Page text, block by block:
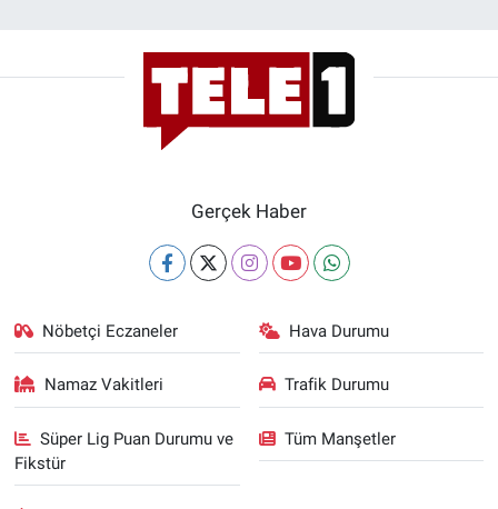
Gerçek Haber
Nöbetçi Eczaneler Hava Durumu
Namaz Vakitleri Trafik Durumu
Süper Lig Puan Durumu ve
Fikstür
Tüm Manşetler